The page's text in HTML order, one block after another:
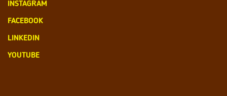
INSTAGRAM
FACEBOOK
LINKEDIN
YOUTUBE